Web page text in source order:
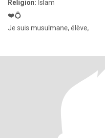
Religion: Islam
❤️💍
Je suis musulmane, élève,